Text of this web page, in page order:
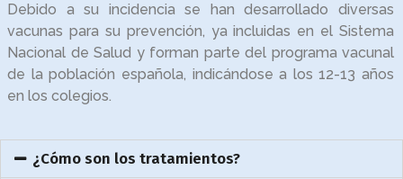
Debido a su incidencia se han desarrollado diversas
vacunas para su prevención, ya incluidas en el Sistema
Nacional de Salud y forman parte del programa vacunal
de la población española, indicándose a los 12-13 años
en los colegios.
¿Cómo son los tratamientos?